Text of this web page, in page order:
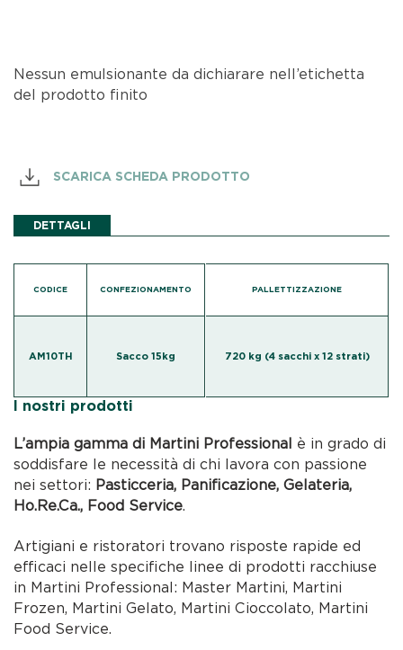
Nessun emulsionante da dichiarare nell’etichetta
del prodotto finito
SCARICA SCHEDA PRODOTTO
DETTAGLI
CODICE CONFEZIONAMENTO
AM10TH Sacco 15kg
PALLETTIZZAZIONE
720 kg (4 sacchi x 12 strati)
I nostri prodotti
L’ampia gamma di Martini Professional è in grado di
soddisfare le necessità di chi lavora con passione
nei settori: Pasticceria, Panificazione, Gelateria,
Ho.Re.Ca., Food Service.
Artigiani e ristoratori trovano risposte rapide ed
efficaci nelle specifiche linee di prodotti racchiuse
in Martini Professional: Master Martini, Martini
Frozen, Martini Gelato, Martini Cioccolato, Martini
Food Service.